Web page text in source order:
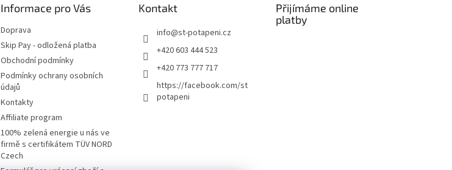
Informace pro Vás
Doprava
Skip Pay - odložená platba
Obchodní podmínky
Podmínky ochrany osobních
údajů
Kontakty
Affiliate program
100% zelená energie u nás ve
firmě s certifikátem TÜV NORD
Czech
Kontakt
info@st-potapeni.cz
+420 603 444 523
+420 773 777 717
https://facebook.com/st
potapeni
Přijímáme online
platby